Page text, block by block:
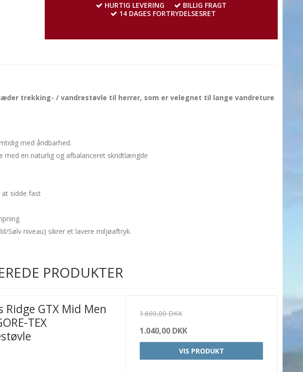
HURTIG LEVERING
BILLIG FRAGT
14 DAGES FORTRYDELSESRET
trekking- / vandrestøvle til herrer, som er velegnet til lange vandreture
med åndbarhed.
med en naturlig og afbalanceret skridtlængde
at sidde fast
Sølv niveau) sikrer et lavere miljøaftryk.
PRODUKTER
Ridge GTX Mid Men
TEX
1.600,00 DKK
1.040,00 DKK
VIS PRODUKT